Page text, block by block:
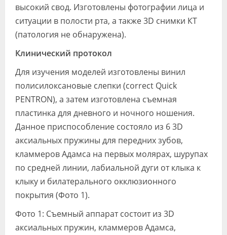
высокий свод. Изготовлены фотографии лица и
ситуации в полости рта, а также 3D снимки КТ
(патология не обнаружена).
Клинический протокол
Для изучения моделей изготовлены винил
полисилоксановые слепки (correct Quick
PENTRON), а затем изготовлена съемная
пластинка для дневного и ночного ношения.
Данное приспособление состояло из 6 3D
аксиальных пружины для передних зубов,
кламмеров Адамса на первых молярах, шурупах
по средней линии, лабиальной дуги от клыка к
клыку и билатерального окклюзионного
покрытия (Фото 1).
Фото 1: Съемный аппарат состоит из 3D
аксиальных пружин, кламмеров Адамса,